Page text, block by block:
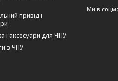
привід і
і аксесуари для ЧПУ
з ЧПУ
Ми в